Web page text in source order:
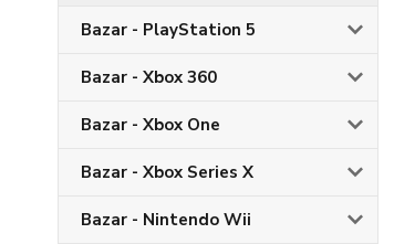
Bazar - PlayStation 5
Bazar - Xbox 360
Bazar - Xbox One
Bazar - Xbox Series X
Bazar - Nintendo Wii